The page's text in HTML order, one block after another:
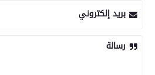
بريد إلكتروني
رسالة